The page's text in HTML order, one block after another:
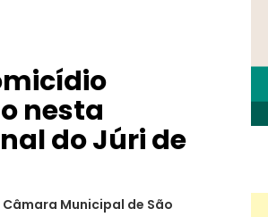
nesta
do Júri de
Municipal de São